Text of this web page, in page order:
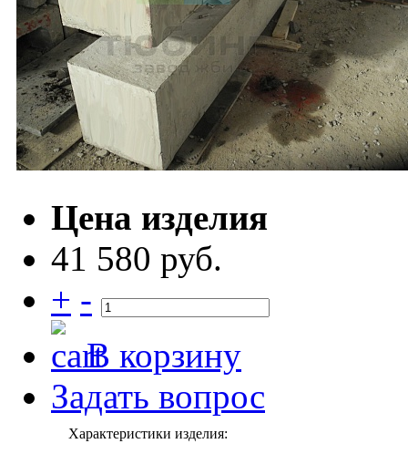
Цена изделия
41 580 руб.
+ -
В корзину
Задать вопрос
Характеристики изделия: